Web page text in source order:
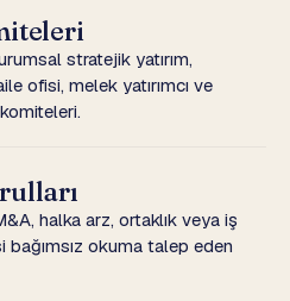
stratejik yatırım,
ofisi, melek yatırımcı ve
halka arz, ortaklık veya iş
bağımsız okuma talep eden